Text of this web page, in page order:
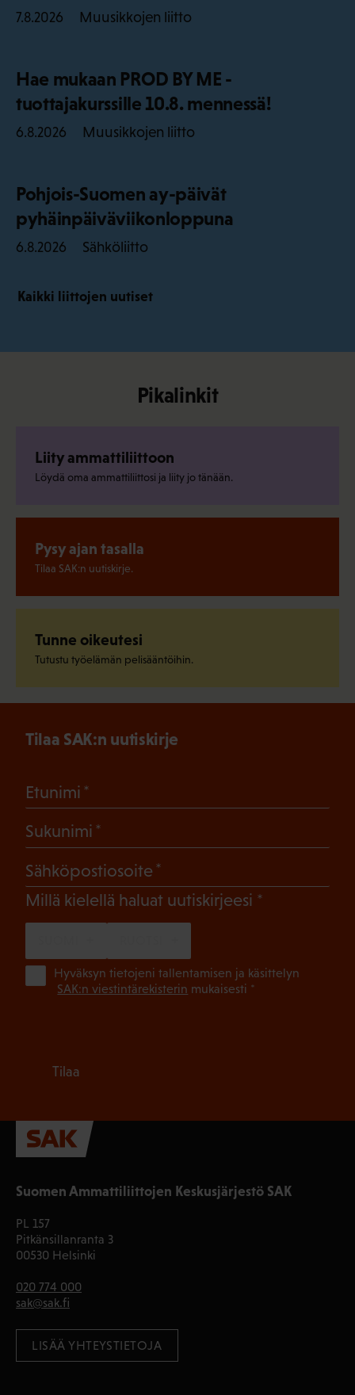
7.8.2026 Muusikkojen liitto
Hae mukaan PROD BY ME -
tuottajakurssille 10.8. mennessä!
6.8.2026 Muusikkojen liitto
Pohjois-Suomen ay-päivät
pyhäinpäiväviikonloppuna
6.8.2026 Sähköliitto
Kaikki liittojen uutiset
Pikalinkit
Liity ammattiliittoon
Löydä oma ammattiliittosi ja liity jo tänään.
Pysy ajan tasalla
Tilaa SAK:n uutiskirje.
Tunne oikeutesi
Tutustu työelämän pelisääntöihin.
Suomen Ammattiliittojen Keskusjärjestö SAK
PL 157
Pitkänsillanranta 3
00530 Helsinki
020 774 000
sak@sak.fi
LISÄÄ YHTEYSTIETOJA
Tilaa SAK:n uutiskirje
Etunimi
Sukunimi
Sähköpostiosoite
Millä kielellä haluat uutiskirjeesi (Pakollinen)
Hyväksyn tietojeni tallentamisen ja käsittelyn
SAK:n viestintärekisterin mukaisesti *
Tilaa